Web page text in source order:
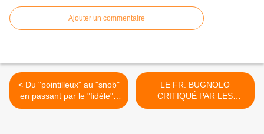
Ajouter un commentaire
< Du "pointilleux" au "snob"
en passant par le "fidèle" :
10 façons d'échapper à la
LE FR. BUGNOLO
CRITIQUÉ PAR LES
ETATS-UNIS ET L’ITALIE